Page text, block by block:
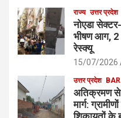
राज्य उत्तर प्रदेश
नोएडा
भीषण आग, 2
रेस्क्यू
15/07/2026
उत्तर प्रदेश
अतिक्रमण से
मार्ग: